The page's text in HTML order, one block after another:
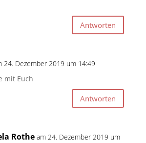
Antworten
24. Dezember 2019 um 14:49
mit Euch
Antworten
Rothe am 24. Dezember 2019 um